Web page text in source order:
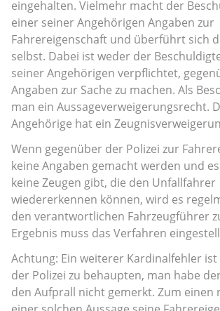
eingehalten. Vielmehr macht der
einer seiner Angehörigen Angaben zur
Fahrereigenschaft und überführt sich
selbst. Dabei ist weder der
seiner Angehörigen verpflichtet,
Angaben zur Sache zu machen. Als
man ein Aussageverweigerungsrecht.
Angehörige hat ein
Wenn gegenüber der Polizei zur
keine Angaben gemacht werden und
keine Zeugen gibt, die den Unfallfahrer
wiedererkennen können, wird es
den verantwortlichen Fahrzeugführer
Ergebnis muss das Verfahren
Achtung: Ein weiterer Kardinalfehler
der Polizei zu behaupten, man habe
den Aufprall nicht gemerkt. Zum